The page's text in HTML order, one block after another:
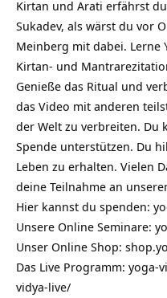
Kirtan und Arati erfährst
Sukadev, als wärst du vor
Meinberg mit dabei. Lerne
Kirtan- und
Genieße das Ritual und
das Video mit anderen
der Welt zu verbreiten. Du
Spende unterstützen. Du
Leben zu erhalten. Vielen
deine Teilnahme an
Hier kannst du spenden:
Unsere Online Seminare:
Unser Online Shop:
Das Live Programm: yoga-
vidya-live/